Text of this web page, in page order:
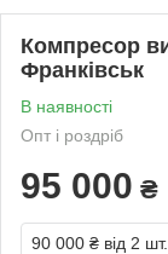
Компресор
Франківськ
В наявності
Опт і роздріб
95 000 ₴
90 000 ₴ від 2 шт.